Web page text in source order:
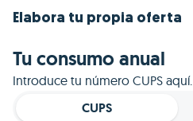
Elabora tu propia oferta
Tu consumo anual
Introduce tu número CUPS aquí.
CUPS